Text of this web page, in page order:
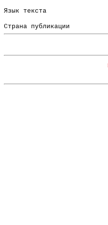
Язык текста
Страна публикации